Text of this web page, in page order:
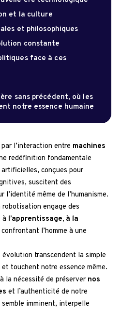
et la culture
et philosophiques
constante
face à ces
sans précédent, où les
notre essence humaine
par l’interaction entre machines
redéfinition fondamentale
conçues pour
suscitent des
même de l’humanisme.
engage des
à l’apprentissage, à la
confrontant l’homme à une
transcendent la simple
touchent notre essence même.
la nécessité de préserver nos
et l’authenticité de notre
imminent, interpelle